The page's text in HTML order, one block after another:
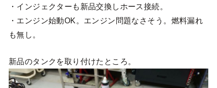
・インジェクターも新品交換しホース接続。
・エンジン始動OK。エンジン問題なさそう。燃料漏れ
も無し。
新品のタンクを取り付けたところ。